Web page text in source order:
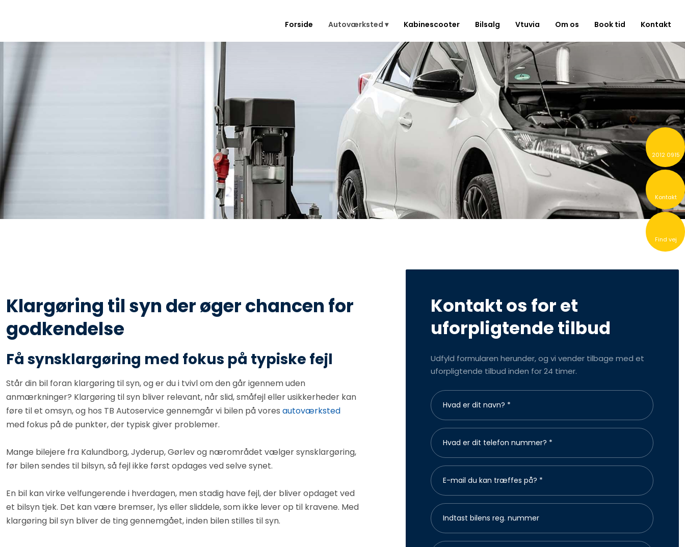
2012 0915
Kontakt
Find vej
Forside Autoværksted ▾ Kabinescooter Bilsalg Vtuvia Om os Book tid Kontakt
Klargøring til syn der øger chancen for
godkendelse
Få synsklargøring med fokus på typiske fejl
Står din bil foran klargøring til syn, og er du i tvivl om den går igennem uden
anmærkninger? Klargøring til syn bliver relevant, når slid, småfejl eller usikkerheder kan
føre til et omsyn, og hos TB Autoservice gennemgår vi bilen på voresautoværksted
med fokus på de punkter, der typisk giver problemer.
Mange bilejere fra Kalundborg, Jyderup, Gørlev og nærområdet vælger synsklargøring,
før bilen sendes til bilsyn, så fejl ikke først opdages ved selve synet.
En bil kan virke velfungerende i hverdagen, men stadig have fejl, der bliver opdaget ved
et bilsyn tjek. Det kan være bremser, lys eller sliddele, som ikke lever op til kravene. Med
klargøring bil syn bliver de ting gennemgået, inden bilen stilles til syn.
Kontakt os for et
uforpligtende tilbud
Udfyld formularen herunder, og vi vender tilbage med et
uforpligtende tilbud inden for 24 timer.